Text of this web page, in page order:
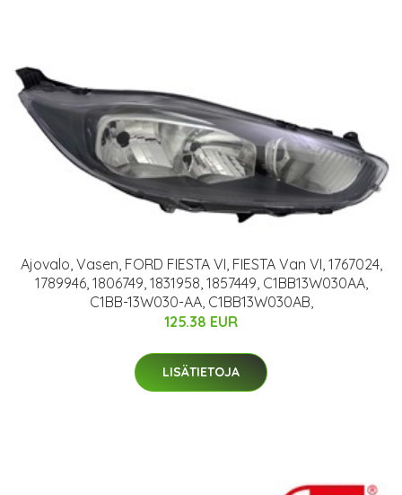
Ajovalo, Vasen, FORD FIESTA VI, FIESTA Van VI, 1767024,
1789946, 1806749, 1831958, 1857449, C1BB13W030AA,
C1BB-13W030-AA, C1BB13W030AB,
125.38 EUR
LISÄTIETOJA